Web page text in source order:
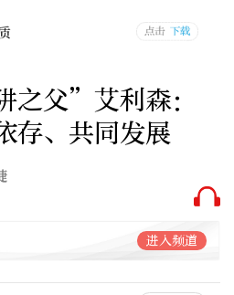
之父”艾利森：
存、共同发展
进入频道